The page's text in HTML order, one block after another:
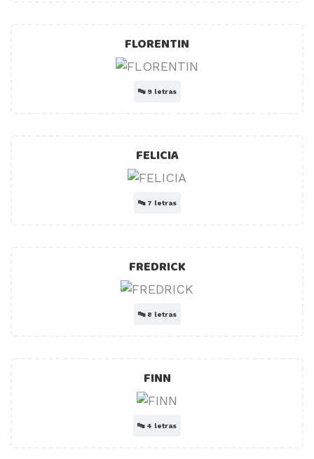
FLORENTIN
🔤 9 letras
FELICIA
🔤 7 letras
FREDRICK
🔤 8 letras
FINN
🔤 4 letras